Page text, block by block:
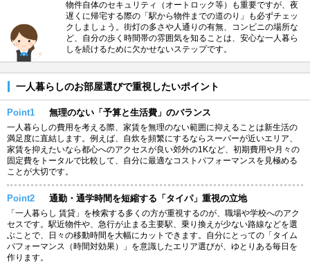
物件自体のセキュリティ（オートロック等）も重要ですが、夜
遅くに帰宅する際の「駅から物件までの道のり」も必ずチェッ
クしましょう。街灯の多さや人通りの有無、コンビニの場所な
ど、自分の歩く時間帯の雰囲気を知ることは、安心な一人暮ら
しを続けるために欠かせないステップです。
一人暮らしのお部屋選びで重視したいポイント
Point1 無理のない「予算と生活費」のバランス
一人暮らしの費用を考える際、家賃を無理のない範囲に抑えることは新生活の
満足度に直結します。例えば、自炊を頻繁にするならスーパーが近いエリア、
家賃を抑えたいなら都心へのアクセスが良い郊外の1Kなど、初期費用や月々の
固定費をトータルで比較して、自分に最適なコストパフォーマンスを見極める
ことが大切です。
Point2 通勤・通学時間を短縮する「タイパ」重視の立地
「一人暮らし 賃貸」を検索する多くの方が重視するのが、職場や学校へのアク
セスです。駅近物件や、急行が止まる主要駅、乗り換えが少ない路線などを選
ぶことで、日々の移動時間を大幅にカットできます。自分にとっての「タイム
パフォーマンス（時間対効果）」を意識したエリア選びが、ゆとりある毎日を
作ります。